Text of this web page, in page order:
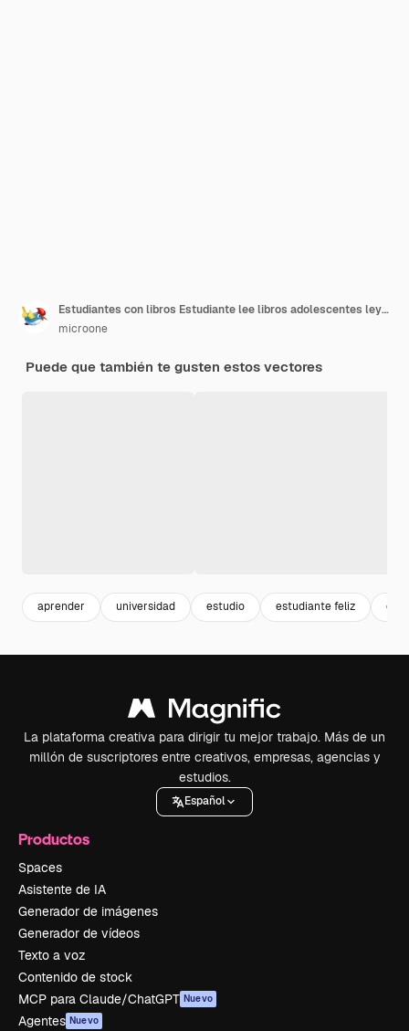
Estudiantes con libros Estudiante lee libros adolescentes leyendo Sonrisa adolescentes con libros de texto aislados usuarios casuales de la biblioteca completan la colección de imágenes prediseñadas vectoriales
microone
Puede que también te gusten estos vectores
aprender universidad estudio estudiante feliz
La plataforma creativa para dirigir tu mejor trabajo. Más de un
millón de suscriptores entre creativos, empresas, agencias y
estudios.
Español
Productos
Spaces
Asistente de IA
Generador de imágenes
Generador de vídeos
Texto a voz
Contenido de stock
MCP para Claude/ChatGPT Nuevo
Agentes Nuevo